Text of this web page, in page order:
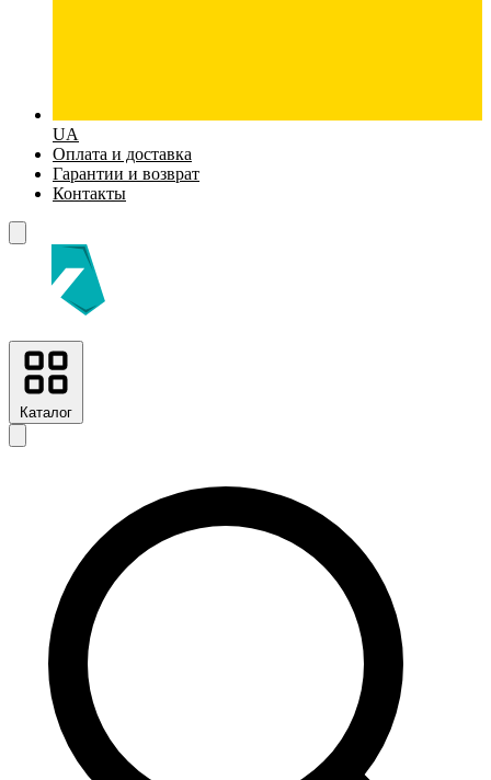
UA
Оплата и доставка
Гарантии и возврат
Контакты
Каталог